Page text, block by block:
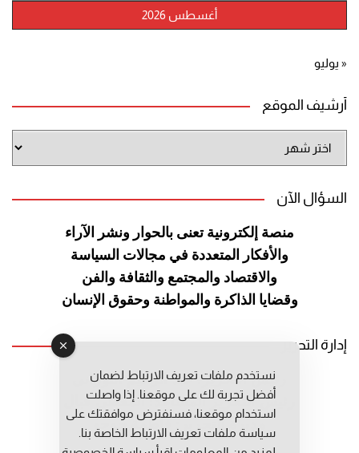
أغسطس 2026
« يوليو
أرشيف الموقع
الموقع
السؤال الآن
منصة إلكترونية تعنى بالحوار ونشر الآراء
والأفكار المتعددة في مجالات السياسة
والاقتصاد والمجتمع والثقافة والفن
وقضايا الذاكرة والمواطنة وحقوق الإنسان
إدارة التحرير
رئيس التحرير: عبد الرحيم التوراني
رئيس التحرير المساعد: المعطي قبال
مديرة التحرير: فاطمة حوحو
نستخدم ملفات تعريف الارتباط لضمان
أفضل تجربة لك على موقعنا. إذا واصلت
استخدام موقعنا، فسنفترض موافقتك على
سياسة ملفات تعريف الارتباط الخاصة بنا.